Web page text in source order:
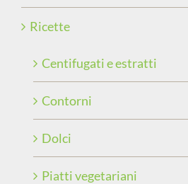
Ricette
Centifugati e estratti
Contorni
Dolci
Piatti vegetariani